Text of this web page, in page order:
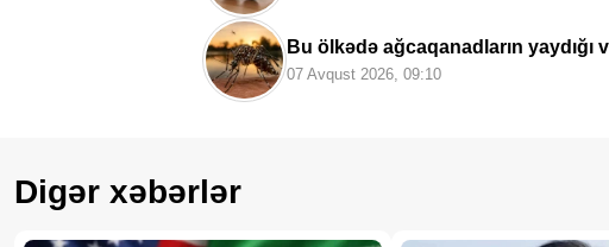
Bu ölkədə ağcaqanadların yaydığı
07 Avqust 2026, 09:10
Digər xəbərlər